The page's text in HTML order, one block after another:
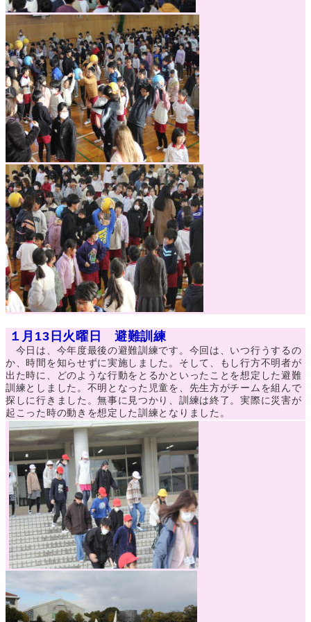
１月13日火曜日 避難訓練
今日は、今年度最後の避難訓練です。今回は、いつ行うするの
か、時間を知らせずに実施しました。そして、もし行方不明者が
出た時に、どのような行動をとるかといったことを想定した避難
訓練としました。不明となった児童を、先生方がチームを組んで
探しに行きました。無事に見つかり、訓練は終了。実際に災害が
起こった時の動きを想定した訓練となりました。